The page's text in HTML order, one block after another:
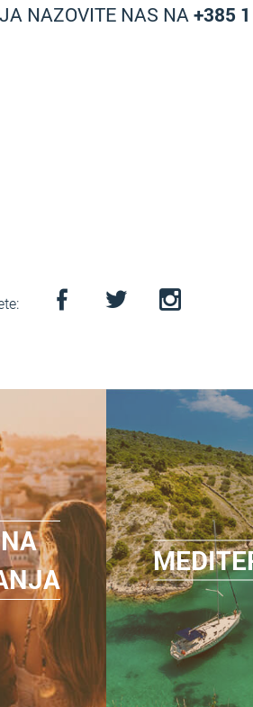
NAZOVITE NAS NA+385